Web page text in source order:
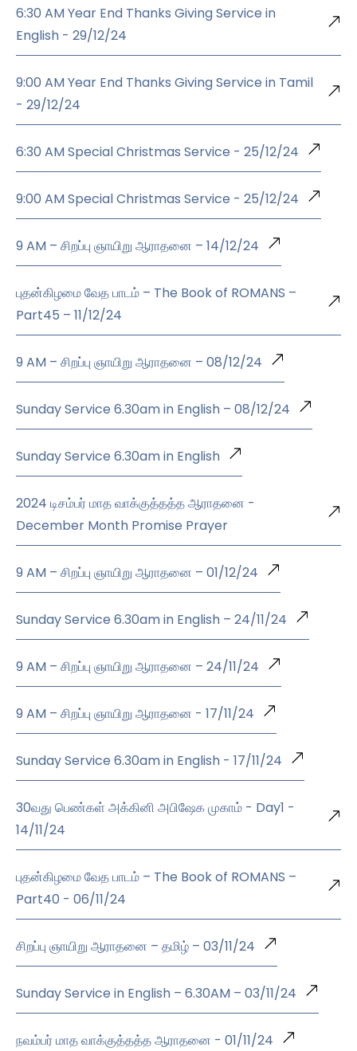
6:30 AM Year End Thanks Giving Service in
English - 29/12/24
9:00 AM Year End Thanks Giving Service in Tamil
- 29/12/24
6:30 AM Special Christmas Service - 25/12/24
9:00 AM Special Christmas Service - 25/12/24
9 AM – சிறப்பு ஞாயிறு ஆராதனை – 14/12/24
புதன்கிழமை வேத பாடம் – The Book of ROMANS –
Part45 – 11/12/24
9 AM – சிறப்பு ஞாயிறு ஆராதனை – 08/12/24
Sunday Service 6.30am in English – 08/12/24
Sunday Service 6.30am in English
2024 டிசம்பர் மாத வாக்குத்தத்த ஆராதனை -
December Month Promise Prayer
9 AM – சிறப்பு ஞாயிறு ஆராதனை – 01/12/24
Sunday Service 6.30am in English – 24/11/24
9 AM – சிறப்பு ஞாயிறு ஆராதனை – 24/11/24
9 AM – சிறப்பு ஞாயிறு ஆராதனை - 17/11/24
Sunday Service 6.30am in English - 17/11/24
30வது பெண்கள் அக்கினி அபிஷேக முகாம் - Day1 -
14/11/24
புதன்கிழமை வேத பாடம் – The Book of ROMANS –
Part40 - 06/11/24
சிறப்பு ஞாயிறு ஆராதனை – தமிழ் – 03/11/24
Sunday Service in English – 6.30AM – 03/11/24
நவம்பர் மாத வாக்குத்தத்த ஆராதனை - 01/11/24